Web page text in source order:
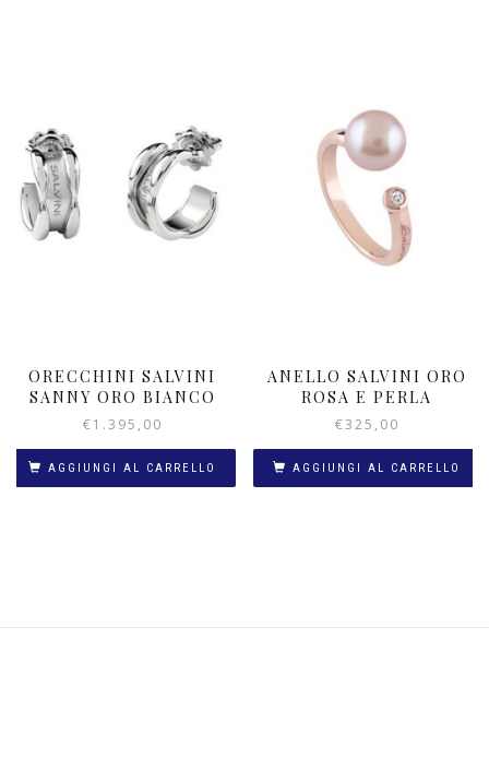
ORECCHINI SALVINI
SANNY ORO BIANCO
€1.395,00
AGGIUNGI AL CARRELLO
ANELLO SALVINI ORO
ROSA E PERLA
€325,00
AGGIUNGI AL CARRELLO